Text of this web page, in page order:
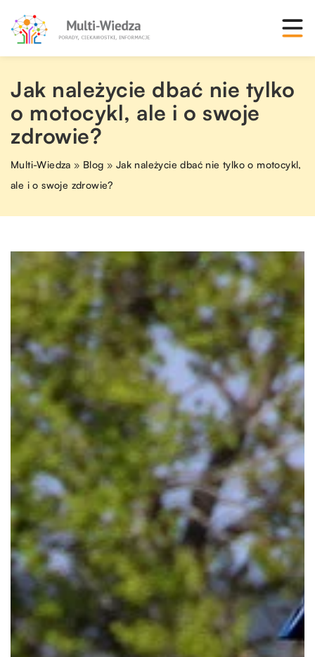
Jak należycie dbać nie tylko
o motocykl, ale i o swoje
zdrowie?
Multi-Wiedza » Blog » Jak należycie dbać nie tylko o motocykl,
ale i o swoje zdrowie?